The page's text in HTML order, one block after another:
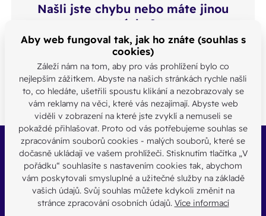
Našli jste chybu nebo máte jinou
otázku?
Kontaktujte nás
SDÍLEJTE:
Buďte s námi v kontaktu
Jsme k dispozici pokud potřebujete pomoci
Pro média
Aby web fungoval tak, jak ho znáte (souhlas s
cookies)
Záleží nám na tom, aby pro vás prohlížení bylo co
nejlepším zážitkem. Abyste na našich stránkách rychle našli
to, co hledáte, ušetřili spoustu klikání a nezobrazovaly se
vám reklamy na věci, které vás nezajímají. Abyste web
viděli v zobrazení na které jste zvyklí a nemuseli se
pokaždé přihlašovat. Proto od vás potřebujeme souhlas se
zpracováním souborů cookies - malých souborů, které se
dočasně ukládají ve vašem prohlížeči. Stisknutím tlačítka „V
pořádku“ souhlasíte s nastavením cookies tak, abychom
vám poskytovali smysluplné a užitečné služby na základě
vašich údajů. Svůj souhlas můžete kdykoli změnit na
stránce zpracování osobních údajů. Více informací